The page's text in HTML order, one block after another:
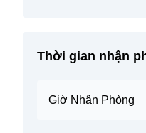
Thời gian nhận
Giờ Nhận Phòng